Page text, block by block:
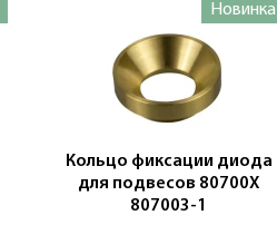
Новинка
Кольцо фиксации диода
для подвесов 80700X
807003-1